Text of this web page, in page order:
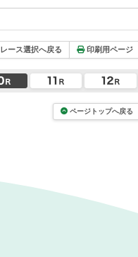
レース選択へ戻る 印刷用ページ
ページトップへ戻る